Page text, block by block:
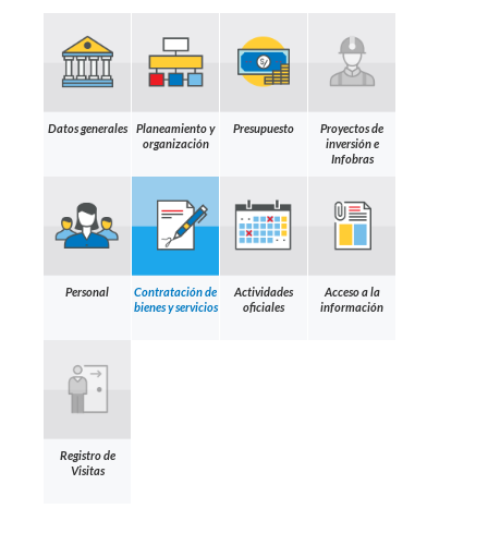
Datos generales
Planeamiento y
organización
Presupuesto
Proyectos de
inversión e
Infobras
Personal
Contratación de
bienes y servicios
Actividades
oficiales
Acceso a la
información
Registro de
Visitas